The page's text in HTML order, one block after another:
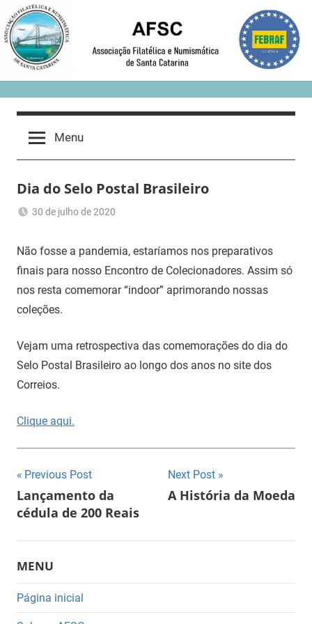
Skip
to
content
Menu
Dia do Selo Postal Brasileiro
30 de julho de 2020
Trauer
categoria
Não fosse a pandemia, estaríamos nos preparativos
finais para nosso Encontro de Colecionadores. Assim só
nos resta comemorar “indoor” aprimorando nossas
coleções.
Vejam uma retrospectiva das comemorações do dia do
Selo Postal Brasileiro ao longo dos anos no site dos
Correios.
Clique aqui.
Navegação
de
Previous Post
Lançamento da
cédula de 200 Reais
Next Post
A História da Moeda
MENU
Página inicial